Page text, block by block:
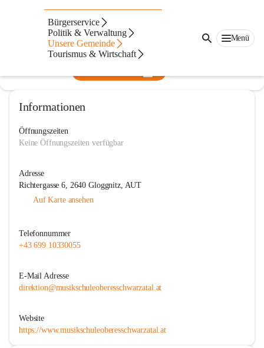
Bürgerservice
Politik & Verwaltung
Unsere Gemeinde
Tourismus & Wirtschaft
Menü
Musikschule Oberes Schwarzatal
@musikschuleoberesschwarzatal
Musikschule
Informationen
Öffnungszeiten
Keine Öffnungszeiten verfügbar
Adresse
Richtergasse 6, 2640 Gloggnitz, AUT
Auf Karte ansehen
Telefonnummer
+43 699 10330055
E-Mail Adresse
direktion@musikschuleoberesschwarzatal.at
Website
https://www.musikschuleoberesschwarzatal.at